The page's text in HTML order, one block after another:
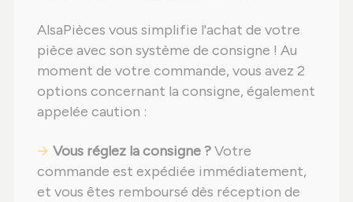
AlsaPièces vous simplifie l'achat de votre
pièce avec son système de consigne ! Au
moment de votre commande, vous avez 2
options concernant la consigne, également
appelée caution :
Vous réglez la consigne ?Votre
commande est expédiée immédiatement,
et vous êtes remboursé dès réception de